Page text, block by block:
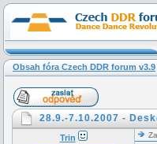
Obsah fóra Czech DDR forum v3.9
28.9.-7.10.2007 -
Trin